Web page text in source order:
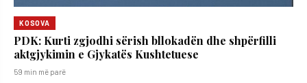
KOSOVA
PDK: Kurti zgjodhi sërish bllokadën dhe shpërfilli
aktgjykimin e Gjykatës Kushtetuese
59 min më parë